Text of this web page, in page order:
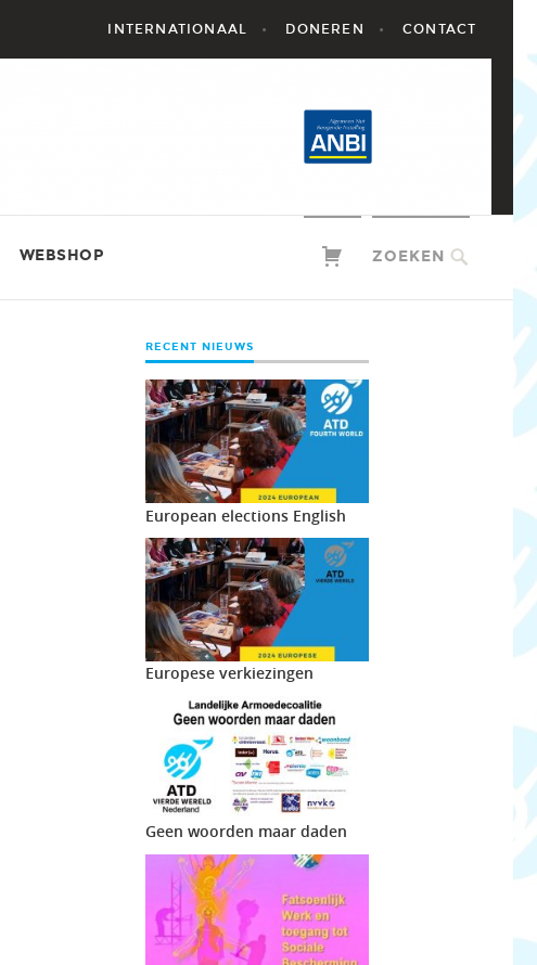
INTERNATIONAAL DONEREN CONTACT
ZOEKEN
WEBSHOP
RECENT NIEUWS
European elections English
Europese verkiezingen
Geen woorden maar daden